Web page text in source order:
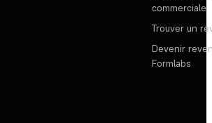
commerciale
Trouver un
Devenir
Formlabs